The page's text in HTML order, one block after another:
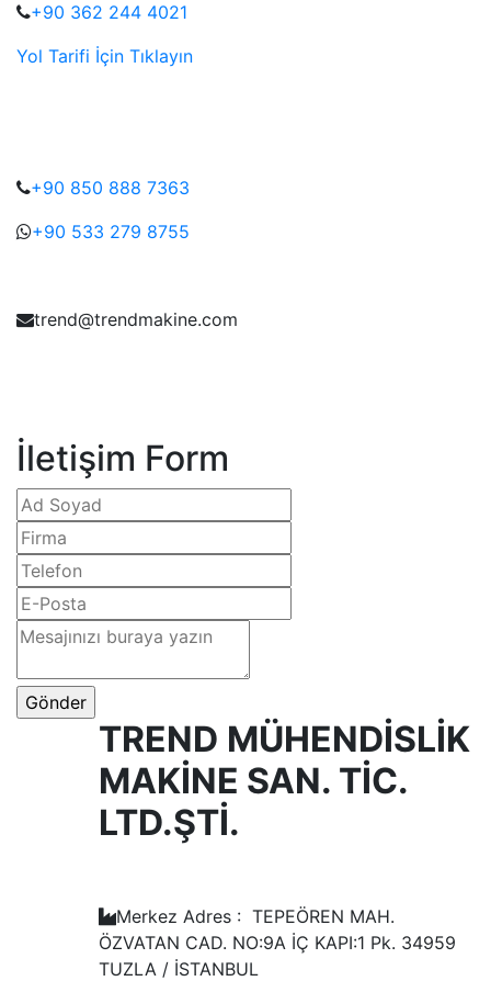
+90 362 244 4021
Yol Tarifi İçin Tıklayın
+90 850 888 7363
+90 533 279 8755
trend@trendmakine.com
İletişim Form
TREND MÜHENDİSLİK
MAKİNE SAN. TİC.
LTD.ŞTİ.
Merkez Adres : TEPEÖREN MAH.
ÖZVATAN CAD. NO:9A İÇ KAPI:1 Pk. 34959
TUZLA / İSTANBUL